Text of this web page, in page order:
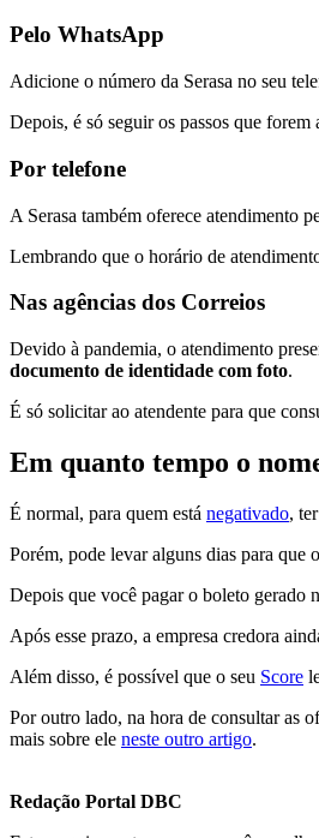
Pelo WhatsApp
Adicione o número da Serasa no seu
Depois, é só seguir os passos que forem
Por telefone
A Serasa também oferece atendimento
Lembrando que o horário de
Nas agências dos Correios
Devido à pandemia, o atendimento
documento de identidade com foto.
É só solicitar ao atendente para que
Em quanto tempo o
É normal, para quem está negativado,
Porém, pode levar alguns dias para que
Depois que você pagar o boleto gerado
Após esse prazo, a empresa credora
Além disso, é possível que o seu Score
Por outro lado, na hora de consultar as
mais sobre ele neste outro artigo.
Redação Portal DBC